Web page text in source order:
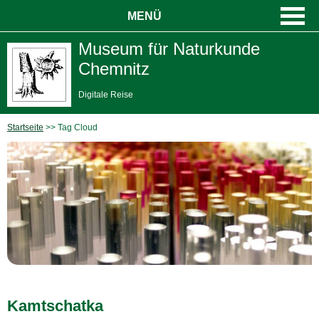
MENÜ
Museum für Naturkunde
Chemnitz
Digitale Reise
Startseite Tag Cloud
Kamtschatka